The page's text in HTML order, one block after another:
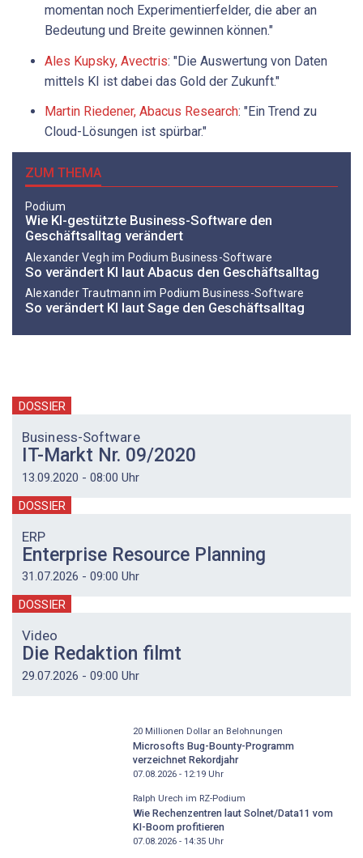
momentan noch Experimentierfelder, die aber an
Bedeutung und Breite gewinnen können."
Ales Kupsky, Avectris: "Die Auswertung von Daten
mittels KI ist dabei das Gold der Zukunft."
Martin Riedener, Abacus Research: "Ein Trend zu
Cloud-Lösungen ist spürbar."
ZUM THEMA
Podium
Wie KI-gestützte Business-Software den
Geschäftsalltag verändert
Alexander Vegh im Podium Business-Software
So verändert KI laut Abacus den Geschäftsalltag
Alexander Trautmann im Podium Business-Software
So verändert KI laut Sage den Geschäftsalltag
DOSSIER
Business-Software
IT-Markt Nr. 09/2020
13.09.2020 - 08:00 Uhr
DOSSIER
ERP
Enterprise Resource Planning
31.07.2026 - 09:00 Uhr
DOSSIER
Video
Die Redaktion filmt
29.07.2026 - 09:00 Uhr
20 Millionen Dollar an Belohnungen
Microsofts Bug-Bounty-Programm
verzeichnet Rekordjahr
07.08.2026 - 12:19Uhr
Ralph Urech im RZ-Podium
Wie Rechenzentren laut Solnet/Data11 vom
KI-Boom profitieren
07.08.2026 - 14:35Uhr